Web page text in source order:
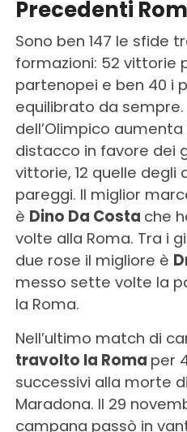
Precedenti
Sono ben 147 le sfide
formazioni: 52 vittorie
partenopei e ben 40 i
equilibrato da sempre.
dell’Olimpico
distacco in favore dei
vittorie, 12 quelle degli
pareggi. Il miglior
è Dino Da Costa che
volte alla Roma. Tra i
due rose il migliore è
messo sette volte la
la Roma.
Nell’ultimo match di
travolto la Roma per
successivi alla morte
Maradona. Il 29
campana passò in